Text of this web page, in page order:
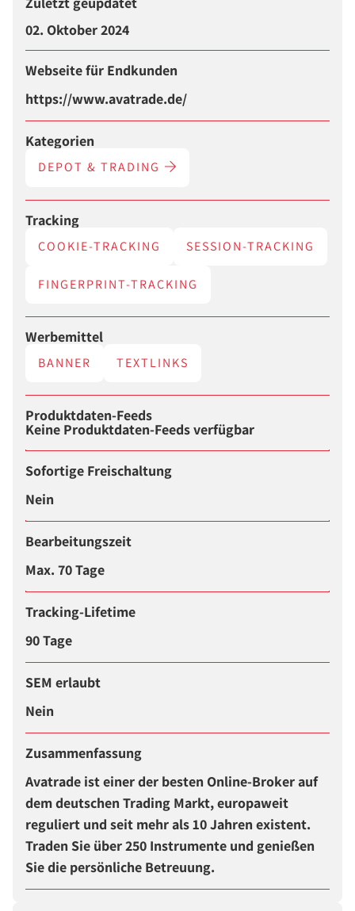
02. Oktober 2024
Webseite für Endkunden
https://www.avatrade.de/
Kategorien
DEPOT & TRADING
Tracking
COOKIE-TRACKING SESSION-TRACKING
FINGERPRINT-TRACKING
Werbemittel
BANNER TEXTLINKS
Produktdaten-Feeds
Keine Produktdaten-Feeds verfügbar
Sofortige Freischaltung
Nein
Bearbeitungszeit
Max. 70 Tage
Tracking-Lifetime
90 Tage
SEM erlaubt
Nein
Zusammenfassung
Avatrade ist einer der besten Online-Broker auf
dem deutschen Trading Markt, europaweit
reguliert und seit mehr als 10 Jahren existent.
Traden Sie über 250 Instrumente und genießen
Sie die persönliche Betreuung.